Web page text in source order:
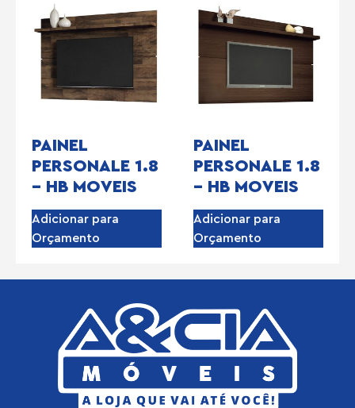
PAINEL
PERSONALE 1.8
– HB MOVEIS
Adicionar para
Orçamento
PAINEL
PERSONALE 1.8
– HB MOVEIS
Adicionar para
Orçamento